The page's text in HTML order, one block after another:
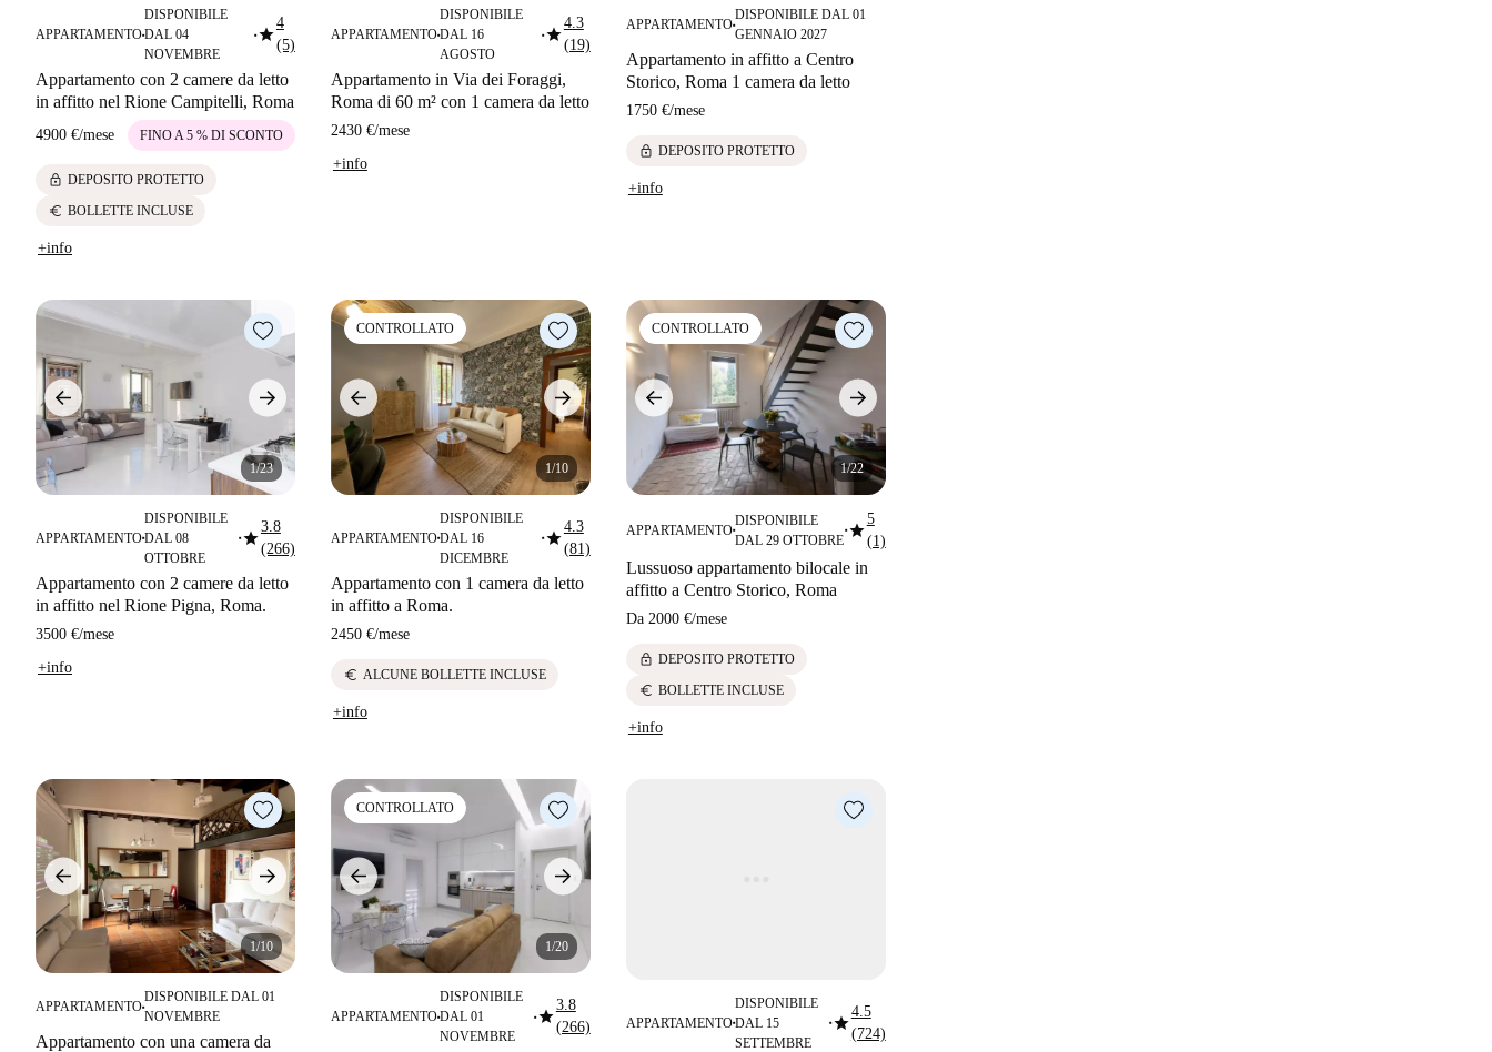
APPARTAMENTO■
DISPONIBILE
DAL 04
NOVEMBRE
■star4
(5)
Appartamento con 2 camere da letto
in affitto nel Rione Campitelli, Roma
4900 €/mese FINO A 5 % DI SCONTO
lock DEPOSITO PROTETTO
euro BOLLETTE INCLUSE
+info
APPARTAMENTO■
DISPONIBILE
DAL 16
AGOSTO
■star4.3
(19)
Appartamento in Via dei Foraggi,
Roma di 60 m² con 1 camera da letto
2430 €/mese
+info
APPARTAMENTO■
DISPONIBILE DAL 01
GENNAIO 2027
Appartamento in affitto a Centro
Storico, Roma 1 camera da letto
1750 €/mese
lock DEPOSITO PROTETTO
+info
1/23
APPARTAMENTO■
DISPONIBILE
DAL 08
OTTOBRE
■star3.8
(266)
Appartamento con 2 camere da letto
in affitto nel Rione Pigna, Roma.
3500 €/mese
+info
CONTROLLATO
1/10
APPARTAMENTO■
DISPONIBILE
DAL 16
DICEMBRE
■star4.3
(81)
Appartamento con 1 camera da letto
in affitto a Roma.
2450 €/mese
euro ALCUNE BOLLETTE INCLUSE
+info
CONTROLLATO
1/22
APPARTAMENTO■
DISPONIBILE
DAL 29 OTTOBRE
■star5
(1)
Lussuoso appartamento bilocale in
affitto a Centro Storico, Roma
Da 2000 €/mese
lock DEPOSITO PROTETTO
euro BOLLETTE INCLUSE
+info
1/10
APPARTAMENTO■
DISPONIBILE DAL 01
NOVEMBRE
Appartamento con una camera da
CONTROLLATO
1/20
APPARTAMENTO■
DISPONIBILE
DAL 01
NOVEMBRE
■star3.8
(266)
APPARTAMENTO■
DISPONIBILE
DAL 15
SETTEMBRE
■star4.5
(724)